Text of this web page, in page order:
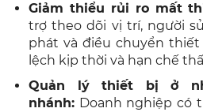
Giảm thiểu rủi ro mất
trợ theo dõi vị trí, người
phát và điều chuyển
lệch kịp thời và hạn chế
Quản lý thiết bị ở
nhánh: Doanh nghiệp có